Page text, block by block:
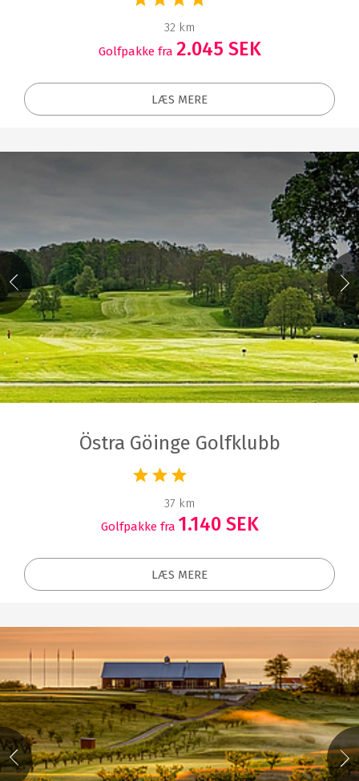
32 km
Golfpakke fra 2.045 SEK
LÆS MERE
Östra Göinge Golfklubb
37 km
Golfpakke fra 1.140 SEK
LÆS MERE